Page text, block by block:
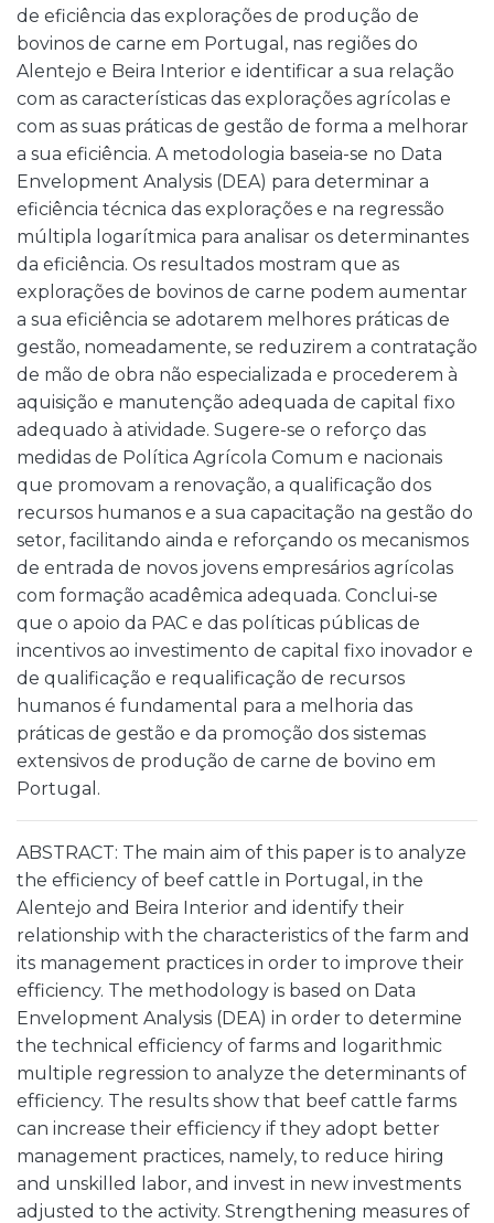
de eficiência das explorações de produção de
bovinos de carne em Portugal, nas regiões do
Alentejo e Beira Interior e identificar a sua relação
com as características das explorações agrícolas e
com as suas práticas de gestão de forma a melhorar
a sua eficiência. A metodologia baseia-se no Data
Envelopment Analysis (DEA) para determinar a
eficiência técnica das explorações e na regressão
múltipla logarítmica para analisar os determinantes
da eficiência. Os resultados mostram que as
explorações de bovinos de carne podem aumentar
a sua eficiência se adotarem melhores práticas de
gestão, nomeadamente, se reduzirem a contratação
de mão de obra não especializada e procederem à
aquisição e manutenção adequada de capital fixo
adequado à atividade. Sugere-se o reforço das
medidas de Política Agrícola Comum e nacionais
que promovam a renovação, a qualificação dos
recursos humanos e a sua capacitação na gestão do
setor, facilitando ainda e reforçando os mecanismos
de entrada de novos jovens empresários agrícolas
com formação acadêmica adequada. Conclui-se
que o apoio da PAC e das políticas públicas de
incentivos ao investimento de capital fixo inovador e
de qualificação e requalificação de recursos
humanos é fundamental para a melhoria das
práticas de gestão e da promoção dos sistemas
extensivos de produção de carne de bovino em
Portugal.
ABSTRACT: The main aim of this paper is to analyze
the efficiency of beef cattle in Portugal, in the
Alentejo and Beira Interior and identify their
relationship with the characteristics of the farm and
its management practices in order to improve their
efficiency. The methodology is based on Data
Envelopment Analysis (DEA) in order to determine
the technical efficiency of farms and logarithmic
multiple regression to analyze the determinants of
efficiency. The results show that beef cattle farms
can increase their efficiency if they adopt better
management practices, namely, to reduce hiring
and unskilled labor, and invest in new investments
adjusted to the activity. Strengthening measures of